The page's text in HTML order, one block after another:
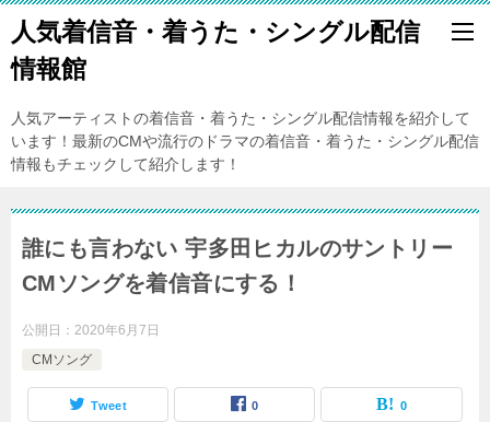
人気着信音・着うた・シングル配信
情報館
人気アーティストの着信音・着うた・シングル配信情報を紹介して
います！最新のCMや流行のドラマの着信音・着うた・シングル配信
情報もチェックして紹介します！
誰にも言わない 宇多田ヒカルのサントリー
CMソングを着信音にする！
公開日： 2020年6月7日
CMソング
Tweet 0 0